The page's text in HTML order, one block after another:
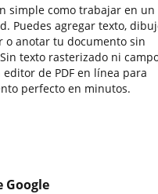
simple como trabajar en un
Puedes agregar texto,
o anotar tu documento sin
texto rasterizado ni
de PDF en línea para
perfecto en minutos.
Google